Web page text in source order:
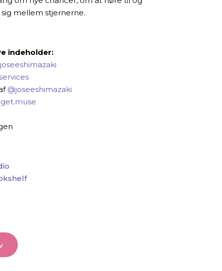
mellem stjernerne.
indeholder:
@joseeshimazaki